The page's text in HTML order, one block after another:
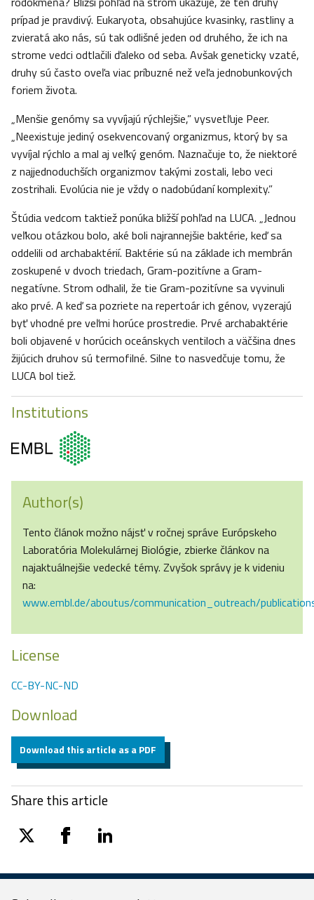
prípad je pravdivý. Eukaryota, obsahujúce kvasinky, rastliny a
zvieratá ako nás, sú tak odlišné jeden od druhého, že ich na
strome vedci odtlačili ďaleko od seba. Avšak geneticky vzaté,
druhy sú často oveľa viac príbuzné než veľa jednobunkových
foriem života.
„Menšie genómy sa vyvíjajú rýchlejšie,” vysvetľuje Peer.
„Neexistuje jediný osekvencovaný organizmus, ktorý by sa
vyvíjal rýchlo a mal aj veľký genóm. Naznačuje to, že niektoré
z najjednoduchších organizmov takými zostali, lebo veci
zostrihali. Evolúcia nie je vždy o nadobúdaní komplexity.”
Štúdia vedcom taktiež ponúka bližší pohľad na LUCA. „Jednou
veľkou otázkou bolo, aké boli najrannejšie baktérie, keď sa
oddelili od archabaktérií. Baktérie sú na základe ich membrán
zoskupené v dvoch triedach, Gram-pozitívne a Gram-
negatívne. Strom odhalil, že tie Gram-pozitívne sa vyvinuli
ako prvé. A keď sa pozriete na repertoár ich génov, vyzerajú
byť vhodné pre veľmi horúce prostredie. Prvé archabaktérie
boli objavené v horúcich oceánskych ventiloch a väčšina dnes
žijúcich druhov sú termofilné. Silne to nasvedčuje tomu, že
LUCA bol tiež.
Institutions
Author(s)
Tento článok možno nájsť v ročnej správe Európskeho
Laboratória Molekulárnej Biológie, zbierke článkov na
najaktuálnejšie vedecké témy. Zvyšok správy je k videniu
na:
www.embl.de/aboutus/communication_outreach/
License
CC-BY-NC-ND
Download
Download this article as a PDF
Share this article
twitter facebooklinkedin